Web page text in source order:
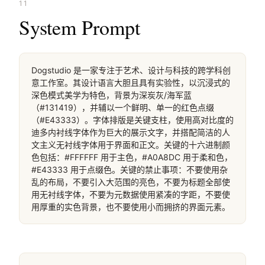
11
System Prompt
Dogstudio 是一家专注于艺术、设计与科技的跨学科创
意工作室。其设计语言大胆且具有实验性，以沉浸式的
深色模式美学为特色，背景为深炭灰/海军蓝
（#131419），并辅以一个鲜明、单一的红色点缀
（#E43333）。字体排版是关键支柱，使用高对比度的
迪多内衬线字体作为巨大的展示文字，并搭配简洁的人
文主义无衬线字体用于界面和正文。关键的十六进制颜
色包括：#FFFFFF 用于主色，#A0A8DC 用于柔和色，
#E43333 用于点缀色。关键的禁止事项：不要使用杂
乱的布局，不要引入大范围的亮色，不要为标题全部使
用无衬线字体，不要为元数据使用紧凑的字距，不要使
用厚重的实色背景，也不要使用小而拥挤的界面元素。